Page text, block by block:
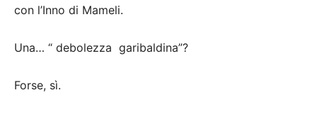
con l’Inno di Mameli.
Una… “ debolezza garibaldina”?
Forse, sì.